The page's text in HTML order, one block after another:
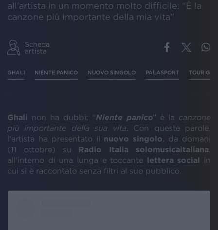
all'artista in un momento molto difficile: “È la
canzone più importante della mia vita”
Scheda
artista
GHALI NIENTE PANICO NUOVO SINGOLO PALASPORT TOUR
Ghali non ha dubbi: “Niente panico” è la canzone
più importante della sua vita . Con queste parole,
l'artista ha presentato il nuovo singolo , da domani
(11 ottobre) su Radio Italia solomusicaitaliana
all'interno di una lunga e toccante lettera social in
cui si è raccontato senza filtri al suo pubblico.